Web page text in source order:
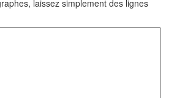
laissez simplement des lignes